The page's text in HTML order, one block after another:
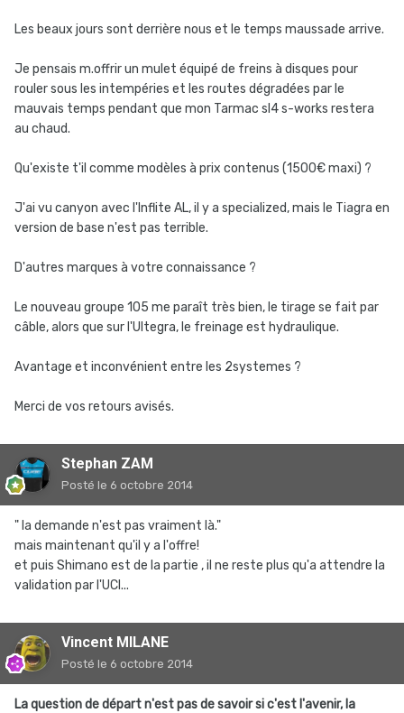
Les beaux jours sont derrière nous et le temps maussade arrive.
Je pensais m.offrir un mulet équipé de freins à disques pour
rouler sous les intempéries et les routes dégradées par le
mauvais temps pendant que mon Tarmac sl4 s-works restera
au chaud.
Qu'existe t'il comme modèles à prix contenus (1500€ maxi) ?
J'ai vu canyon avec l'Inflite AL, il y a specialized, mais le Tiagra en
version de base n'est pas terrible.
D'autres marques à votre connaissance ?
Le nouveau groupe 105 me paraît très bien, le tirage se fait par
câble, alors que sur l'Ultegra, le freinage est hydraulique.
Avantage et inconvénient entre les 2systemes ?
Merci de vos retours avisés.
Stephan ZAM
Posté le 6 octobre 2014
" la demande n'est pas vraiment là."
mais maintenant qu'il y a l'offre!
et puis Shimano est de la partie , il ne reste plus qu'a attendre la
validation par l'UCI...
Vincent MILANE
Posté le 6 octobre 2014
La question de départ n'est pas de savoir si c'est l'avenir, la